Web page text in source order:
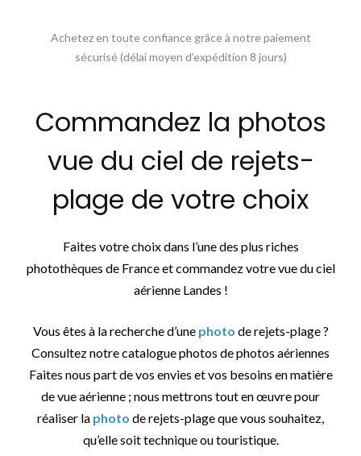
Achetez en toute confiance grâce à notre paiement
sécurisé (délai moyen d’expédition 8 jours)
Commandez la photos
vue du ciel de rejets-
plage de votre choix
Faites votre choix dans l’une des plus riches
photothèques de France et commandez votre vue du ciel
aérienne Landes !
Vous êtes à la recherche d’une photo de rejets-plage ?
Consultez notre catalogue photos de photos aériennes
Faites nous part de vos envies et vos besoins en matière
de vue aérienne ; nous mettrons tout en œuvre pour
réaliser la photo de rejets-plage que vous souhaitez,
qu’elle soit technique ou touristique.